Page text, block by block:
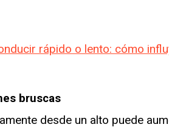
rápido o lento: cómo
bruscas
desde un alto puede